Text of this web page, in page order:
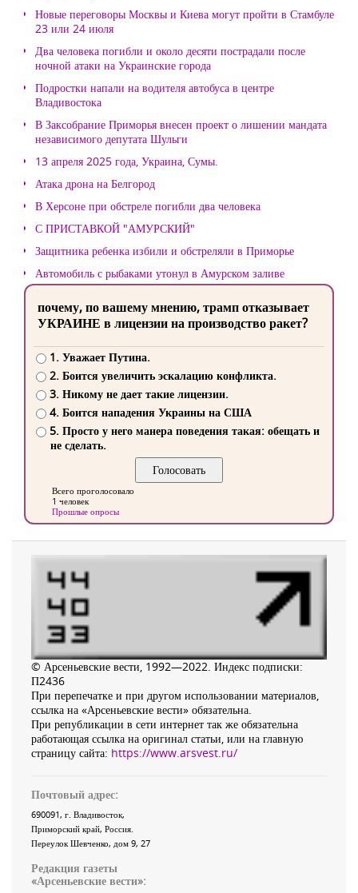
Новые переговоры Москвы и Киева могут пройти в Стамбуле
23 или 24 июля
Два человека погибли и около десяти пострадали после
ночной атаки на Украинские города
Подростки напали на водителя автобуса в центре
Владивостока
В Заксобрание Приморья внесен проект о лишении мандата
независимого депутата Шульги
13 апреля 2025 года, Украина, Сумы.
Атака дрона на Белгород
В Херсоне при обстреле погибли два человека
С ПРИСТАВКОЙ "АМУРСКИЙ"
Защитника ребенка избили и обстреляли в Приморье
Автомобиль с рыбаками утонул в Амурском заливе
почему, по вашему мнению, трамп отказывает
УКРАИНЕ в лицензии на производство ракет?
1. Уважает Путина.
2. Боится увеличить эскалацию конфликта.
3. Никому не дает такие лицензии.
4. Боится нападения Украины на США
5. Просто у него манера поведения такая: обещать и
не сделать.
Всего проголосовало
1 человек
Прошлые опросы
© Арсеньевские вести, 1992—2022. Индекс подписки:
П2436
При перепечатке и при другом использовании материалов,
ссылка на «Арсеньевские вести» обязательна.
При републикации в сети интернет так же обязательна
работающая ссылка на оригинал статьи, или на главную
страницу сайта: https://www.arsvest.ru/
Почтовый адрес:
690091, г. Владивосток,
Приморский край, Россия
Переулок Шевченко, дом 9, 27
Редакция газеты
«Арсеньевские вести»: